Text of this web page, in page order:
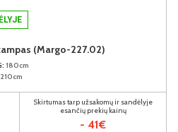
(Margo-227.02)
180cm
210cm
Skirtumas tarp užsakomų ir sandėlyje
esančių prekių kainų
- 41€